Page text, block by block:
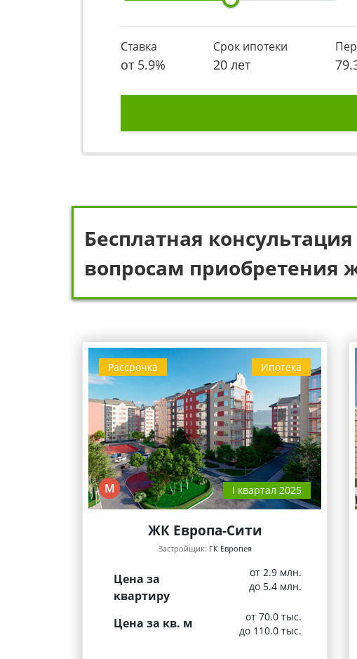
Ставка
от 5.9%
Срок ипотеки
20 лет
Бесплатная
вопросам приобретения
Ипотека
Рассрочка
М I квартал 2025
ЖК Европа-Сити
Застройщик: ГК Европея
Цена за
квартиру
от 2.9 млн.
до 5.4 млн.
Цена за кв. м
от 70.0 тыс.
до 110.0 тыс.